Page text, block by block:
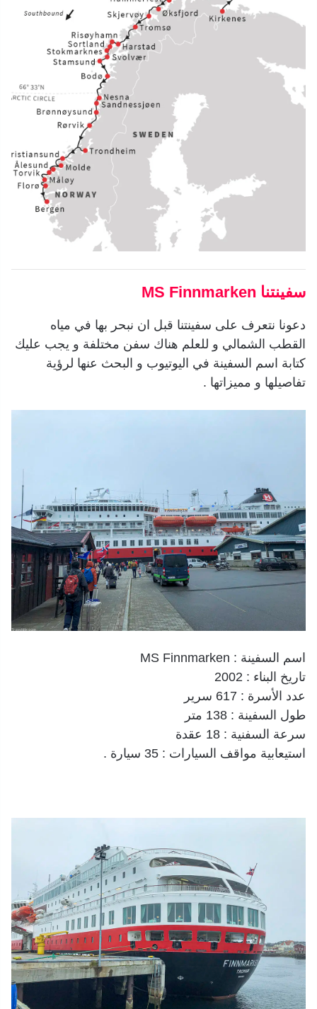
سفينتنا MS Finnmarken
دعونا نتعرف على سفينتنا قبل ان نبحر بها في مياه
القطب الشمالي و للعلم هناك سفن مختلفة و يجب عليك
كتابة اسم السفينة في اليوتيوب و البحث عنها لرؤية
تفاصيلها و مميزاتها .
اسم السفينة : MS Finnmarken
تاريخ البناء : 2002
عدد الأسرة : 617 سرير
طول السفينة : 138 متر
سرعة السفنية : 18 عقدة
استيعابية مواقف السيارات : 35 سيارة .